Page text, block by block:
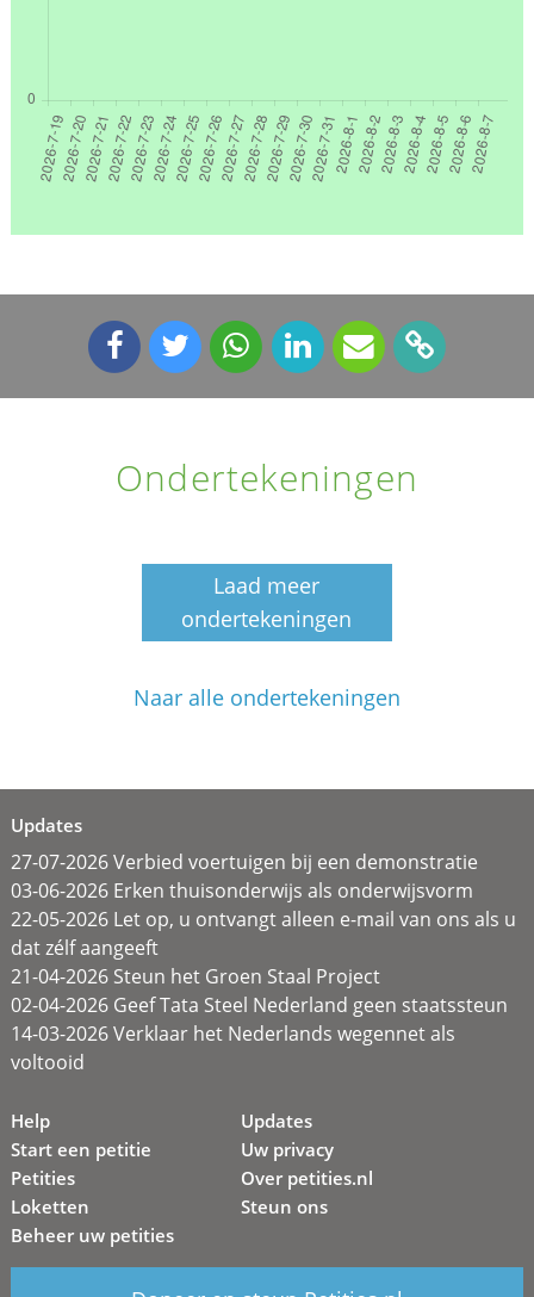
Ondertekeningen
Laad meer
ondertekeningen
Naar alle ondertekeningen
Updates
27-07-2026 Verbied voertuigen bij een demonstratie
03-06-2026 Erken thuisonderwijs als onderwijsvorm
22-05-2026 Let op, u ontvangt alleen e-mail van ons als u
dat zélf aangeeft
21-04-2026 Steun het Groen Staal Project
02-04-2026 Geef Tata Steel Nederland geen staatssteun
14-03-2026 Verklaar het Nederlands wegennet als
voltooid
Help
Start een petitie
Petities
Loketten
Beheer uw petities
Updates
Uw privacy
Over petities.nl
Steun ons